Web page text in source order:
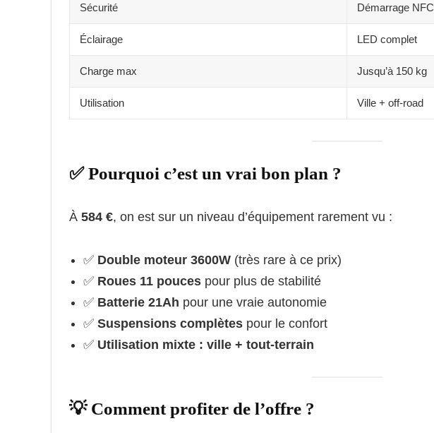
Sécurité Démarrage NFC
Éclairage LED complet
Charge max Jusqu’à 150 kg
Utilisation Ville + off-road
✅ Pourquoi c’est un vrai bon plan ?
À 584 €, on est sur un niveau d’équipement rarement vu :
✅ Double moteur 3600W (très rare à ce prix)
✅ Roues 11 pouces pour plus de stabilité
✅ Batterie 21Ah pour une vraie autonomie
✅ Suspensions complètes pour le confort
✅ Utilisation mixte : ville + tout-terrain
💡 Comment profiter de l’offre ?